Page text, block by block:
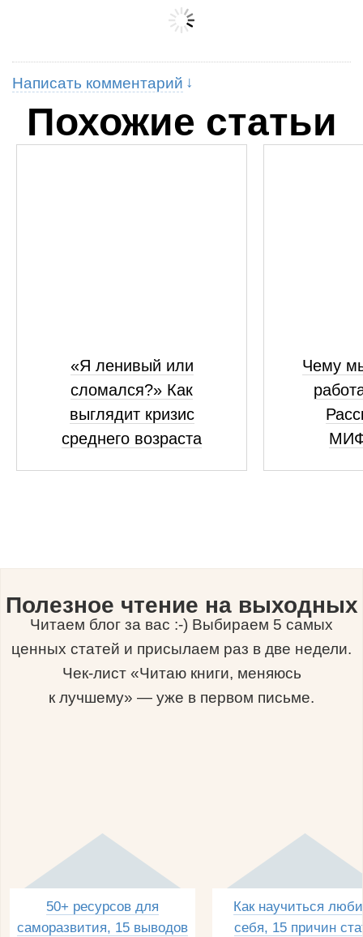
Написать комментарий
Похожие статьи
«Я ленивый или
сломался?» Как
выглядит кризис
среднего возраста
Чему
Полезное чтение на выходных
Читаем блог за вас :-) Выбираем 5 самых
ценных статей и присылаем раз в две недели.
Чек-лист «Читаю книги, меняюсь
к лучшему» — уже в первом письме.
50+ ресурсов для
саморазвития, 15 выводов
Как научиться
себя, 15 причин